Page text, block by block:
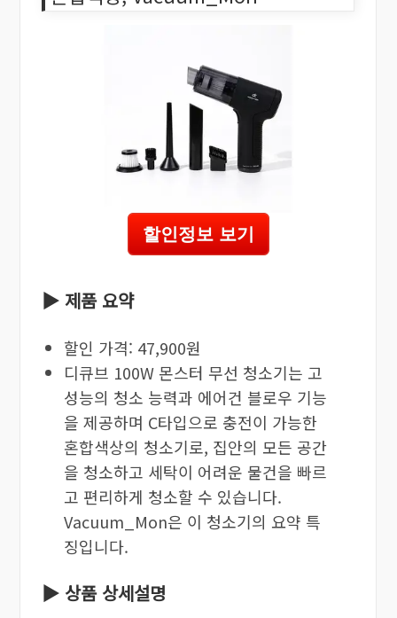
할인정보 보기
▶ 제품 요약
할인 가격: 47,900원
디큐브 100W 몬스터 무선 청소기는 고
성능의 청소 능력과 에어건 블로우 기능
을 제공하며 C타입으로 충전이 가능한
혼합색상의 청소기로, 집안의 모든 공간
을 청소하고 세탁이 어려운 물건을 빠르
고 편리하게 청소할 수 있습니다.
Vacuum_Mon은 이 청소기의 요약 특
징입니다.
▶ 상품 상세설명